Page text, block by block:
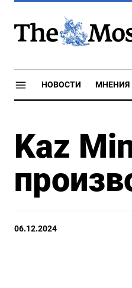
НОВОСТИ МНЕНИЯ
Kaz
06.12.2024